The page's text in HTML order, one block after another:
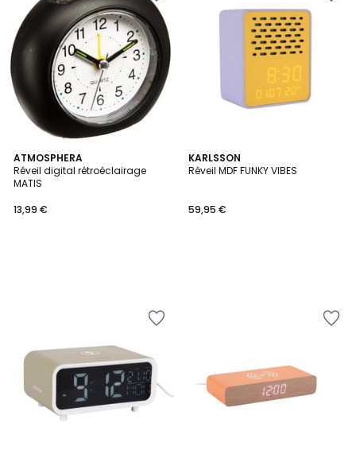
ATMOSPHERA
Réveil digital rétroéclairage
MATIS
13,99 €
KARLSSON
Réveil MDF FUNKY VIBES
59,95 €